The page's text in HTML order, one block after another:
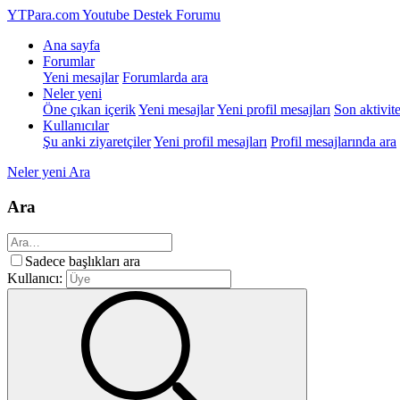
YTPara.comYoutube Destek Forumu
Ana sayfa
Forumlar
Yeni mesajlar Forumlarda ara
Neler yeni
Öne çıkan içerikYeni mesajlarYeni profil mesajları Son
Kullanıcılar
Şu anki ziyaretçilerYeni profil mesajları Profil mesajlarında ara
Neler yeni Ara
Ara
Sadece başlıkları ara
Kullanıcı: